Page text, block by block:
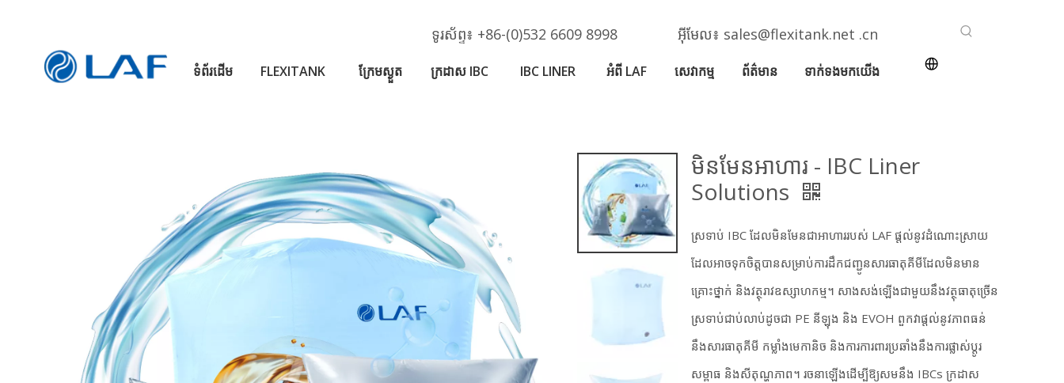
ទូរស័ព្ទ៖ +86-(0)532 6609 8998 អ៊ីមែល៖ sales@flexitank.net .cn
ទំព័រដើម FLEXITANK ក្រែមស្ងួត ក្រដាស IBC IBC LINER អំពី LAF សេវាកម្ម ព័ត៌មាន ទាក់ទងមកយើង
មិនមែនអាហារ - IBC Liner
Solutions
ស្រទាប់ IBC ដែលមិនមែនជាអាហាររបស់ LAF ផ្តល់នូវដំណោះស្រាយ
ដែលអាចទុកចិត្តបានសម្រាប់ការដឹកជញ្ជូនសារធាតុគីមីដែលមិនមាន
គ្រោះថ្នាក់ និងវត្ថុរាវឧស្សាហកម្ម។ សាងសង់ឡើងជាមួយនឹងវត្ថុធាតុច្រើន
ស្រទាប់ជាប់លាប់ដូចជា PE នីឡុង និង EVOH ពួកវាផ្តល់នូវភាពធន់
នឹងសារធាតុគីមី កម្លាំងមេកានិច និងការការពារប្រឆាំងនឹងការផ្លាស់ប្តូរ
សម្ពាធ និងសីតុណ្ហភាព។ រចនាឡើងដើម្បីឱ្យសមនឹង IBCs ក្រដាស